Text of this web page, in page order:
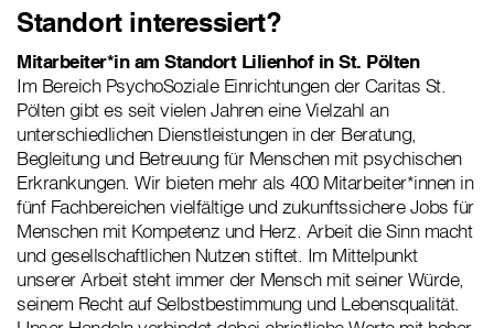
Standort interessiert?
Mitarbeiter*in am Standort Lilienhof in St. Pölten
Im Bereich PsychoSoziale Einrichtungen der Caritas St.
Pölten gibt es seit vielen Jahren eine Vielzahl an
unterschiedlichen Dienstleistungen in der Beratung,
Begleitung und Betreuung für Menschen mit psychischen
Erkrankungen. Wir bieten mehr als 400 Mitarbeiter*innen in
fünf Fachbereichen vielfältige und zukunftssichere Jobs für
Menschen mit Kompetenz und Herz. Arbeit die Sinn macht
und gesellschaftlichen Nutzen stiftet. Im Mittelpunkt
unserer Arbeit steht immer der Mensch mit seiner Würde,
seinem Recht auf Selbstbestimmung und Lebensqualität.